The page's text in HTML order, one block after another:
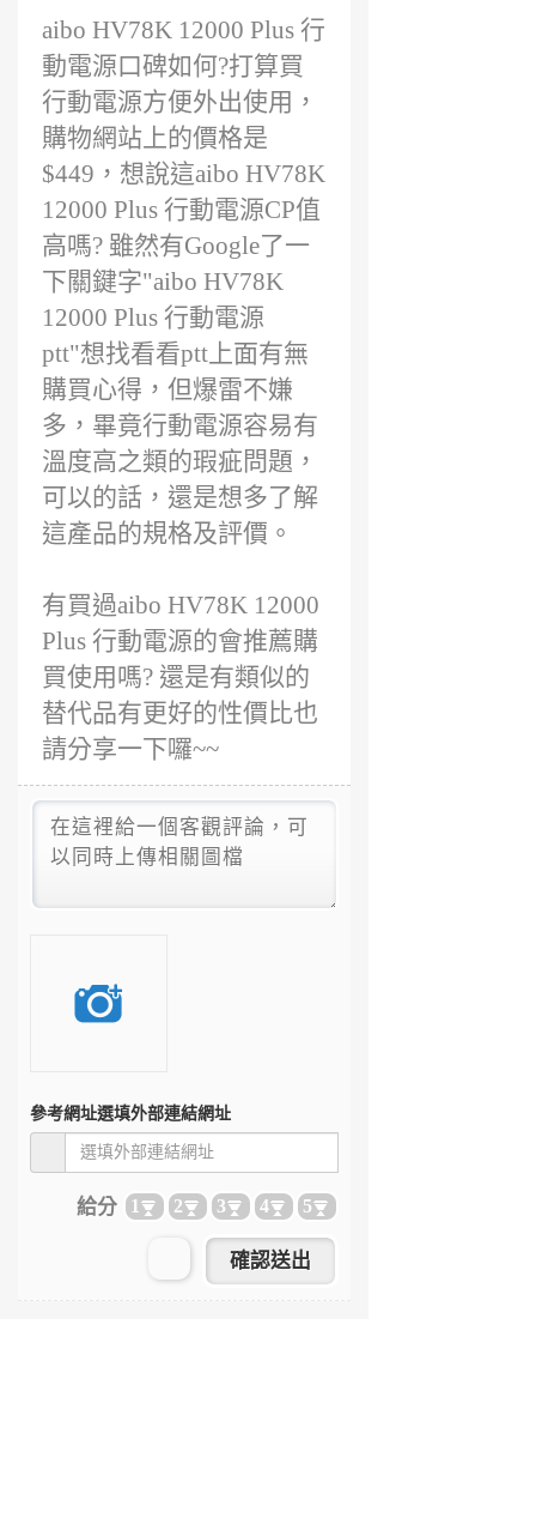
前
aibo HV78K 12000 Plus 行
動電源口碑如何?打算買
行動電源方便外出使用，
購物網站上的價格是
$449，想說這aibo HV78K
12000 Plus 行動電源CP值
高嗎? 雖然有Google了一
下關鍵字"aibo HV78K
12000 Plus 行動電源
ptt"想找看看ptt上面有無
購買心得，但爆雷不嫌
多，畢竟行動電源容易有
溫度高之類的瑕疵問題，
可以的話，還是想多了解
這產品的規格及評價。
有買過aibo HV78K 12000
Plus 行動電源的會推薦購
買使用嗎? 還是有類似的
替代品有更好的性價比也
請分享一下囉~~
參考網址選填外部連結網址
給分 1 2 3 4 5